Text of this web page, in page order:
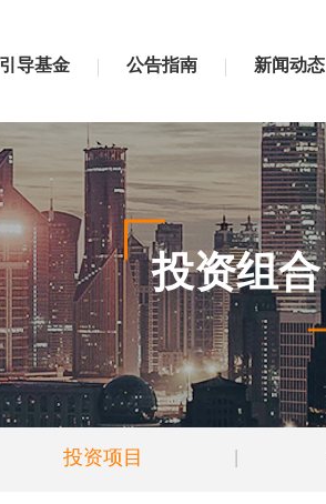
引导基金 公告指南 新闻动态
投资组合
投资项目